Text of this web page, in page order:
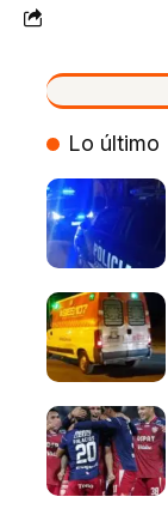
VIVO
Lo último